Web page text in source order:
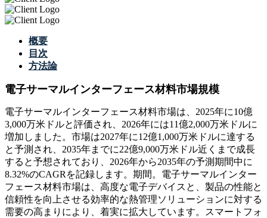
概要
目次
方法論
電子サーマルインターフェース材料市場規模
電子サーマルインターフェース材料市場は、2025年に10億
3,000万米ドルと評価され、2026年には11億2,000万米ドルに
増加しました。市場は2027年に12億1,000万米ドルに達する
と予測され、2035年までに22億9,000万米ドル近くまで成長
すると予想されており、2026年から2035年の予測期間中に
8.32%のCAGRを記録します。期間。電子サーマルインター
フェース材料市場は、高度な電子デバイスと、製品の性能と
信頼性を向上させる効率的な熱管理ソリューションに対する
需要の高まりにより、着実に拡大しています。スマートフォ